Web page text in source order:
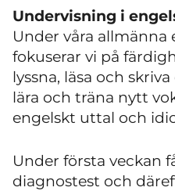
Undervisning i
Under våra allmänna
fokuserar vi på
lyssna, läsa och
lära och träna nytt
engelskt uttal och
Under första veckan
diagnostest och